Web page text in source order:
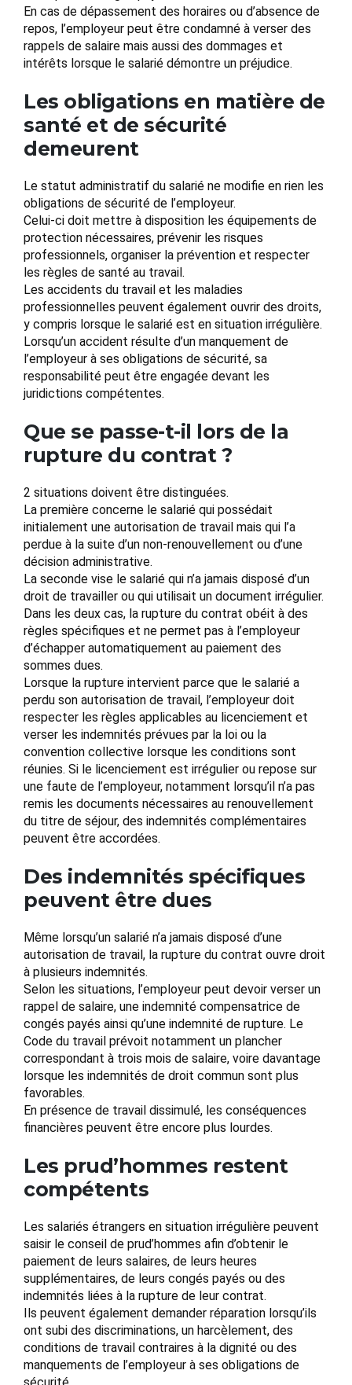
En cas de dépassement des horaires ou d’absence de
repos, l’employeur peut être condamné à verser des
rappels de salaire mais aussi des dommages et
intérêts lorsque le salarié démontre un préjudice.
Les obligations en matière de
santé et de sécurité
demeurent
Le statut administratif du salarié ne modifie en rien les
obligations de sécurité de l’employeur.
Celui-ci doit mettre à disposition les équipements de
protection nécessaires, prévenir les risques
professionnels, organiser la prévention et respecter
les règles de santé au travail.
Les accidents du travail et les maladies
professionnelles peuvent également ouvrir des droits,
y compris lorsque le salarié est en situation irrégulière.
Lorsqu’un accident résulte d’un manquement de
l’employeur à ses obligations de sécurité, sa
responsabilité peut être engagée devant les
juridictions compétentes.
Que se passe-t-il lors de la
rupture du contrat ?
2 situations doivent être distinguées.
La première concerne le salarié qui possédait
initialement une autorisation de travail mais qui l’a
perdue à la suite d’un non-renouvellement ou d’une
décision administrative.
La seconde vise le salarié qui n’a jamais disposé d’un
droit de travailler ou qui utilisait un document irrégulier.
Dans les deux cas, la rupture du contrat obéit à des
règles spécifiques et ne permet pas à l’employeur
d’échapper automatiquement au paiement des
sommes dues.
Lorsque la rupture intervient parce que le salarié a
perdu son autorisation de travail, l’employeur doit
respecter les règles applicables au licenciement et
verser les indemnités prévues par la loi ou la
convention collective lorsque les conditions sont
réunies. Si le licenciement est irrégulier ou repose sur
une faute de l’employeur, notamment lorsqu’il n’a pas
remis les documents nécessaires au renouvellement
du titre de séjour, des indemnités complémentaires
peuvent être accordées.
Des indemnités spécifiques
peuvent être dues
Même lorsqu’un salarié n’a jamais disposé d’une
autorisation de travail, la rupture du contrat ouvre droit
à plusieurs indemnités.
Selon les situations, l’employeur peut devoir verser un
rappel de salaire, une indemnité compensatrice de
congés payés ainsi qu’une indemnité de rupture. Le
Code du travail prévoit notamment un plancher
correspondant à trois mois de salaire, voire davantage
lorsque les indemnités de droit commun sont plus
favorables.
En présence de travail dissimulé, les conséquences
financières peuvent être encore plus lourdes.
Les prud’hommes restent
compétents
Les salariés étrangers en situation irrégulière peuvent
saisir le conseil de prud’hommes afin d’obtenir le
paiement de leurs salaires, de leurs heures
supplémentaires, de leurs congés payés ou des
indemnités liées à la rupture de leur contrat.
Ils peuvent également demander réparation lorsqu’ils
ont subi des discriminations, un harcèlement, des
conditions de travail contraires à la dignité ou des
manquements de l’employeur à ses obligations de